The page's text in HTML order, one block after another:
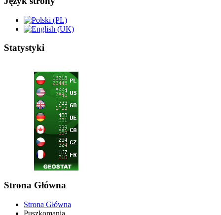
Statystyki
Strona Główna
Strona Główna
Puszkomania